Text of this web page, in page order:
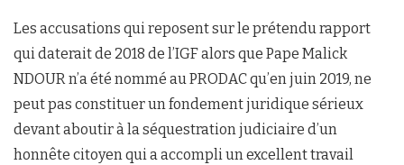
Les accusations qui reposent sur le prétendu rapport
qui daterait de 2018 de l’IGF alors que Pape Malick
NDOUR n’a été nommé au PRODAC qu’en juin 2019, ne
peut pas constituer un fondement juridique sérieux
devant aboutir à la séquestration judiciaire d’un
honnête citoyen qui a accompli un excellent travail